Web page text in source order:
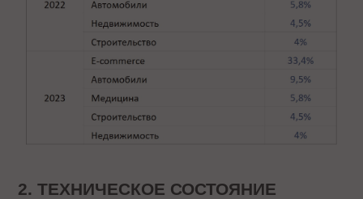
2. ТЕХНИЧЕСКОЕ СОСТОЯНИЕ